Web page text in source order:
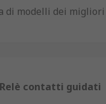
di modelli dei
da una
Relè contatti guidati